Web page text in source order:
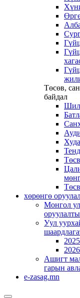
Төсөв,
байдал
хөрөнгө
Монгол
Уул
Ашигт
гарын
e-zasag.mn